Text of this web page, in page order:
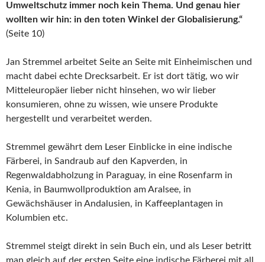
Umweltschutz immer noch kein Thema. Und genau hier
wollten wir hin: in den toten Winkel der Globalisierung.“
(Seite 10)
Jan Stremmel arbeitet Seite an Seite mit Einheimischen und
macht dabei echte Drecksarbeit. Er ist dort tätig, wo wir
Mitteleuropäer lieber nicht hinsehen, wo wir lieber
konsumieren, ohne zu wissen, wie unsere Produkte
hergestellt und verarbeitet werden.
Stremmel gewährt dem Leser Einblicke in eine indische
Färberei, in Sandraub auf den Kapverden, in
Regenwaldabholzung in Paraguay, in eine Rosenfarm in
Kenia, in Baumwollproduktion am Aralsee, in
Gewächshäuser in Andalusien, in Kaffeeplantagen in
Kolumbien etc.
Stremmel steigt direkt in sein Buch ein, und als Leser betritt